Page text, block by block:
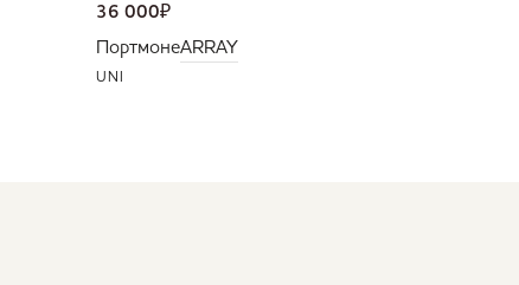
36 000₽
ПортмонеARRAY
UNI